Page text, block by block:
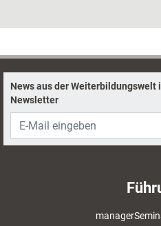
News aus der Weiterbildungswelt
Newsletter